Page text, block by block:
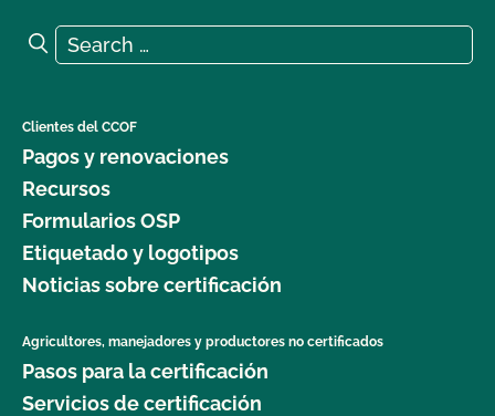
Search for:
Search
Clientes del CCOF
Pagos y renovaciones
Recursos
Formularios OSP
Etiquetado y logotipos
Noticias sobre certificación
Agricultores, manejadores y productores no certificados
Pasos para la certificación
Servicios de certificación